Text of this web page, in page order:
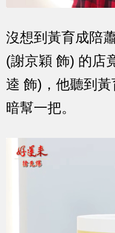
沒想到黃育成陪
(謝京穎 飾) 的店
逵 飾)，他聽到
暗幫一把。